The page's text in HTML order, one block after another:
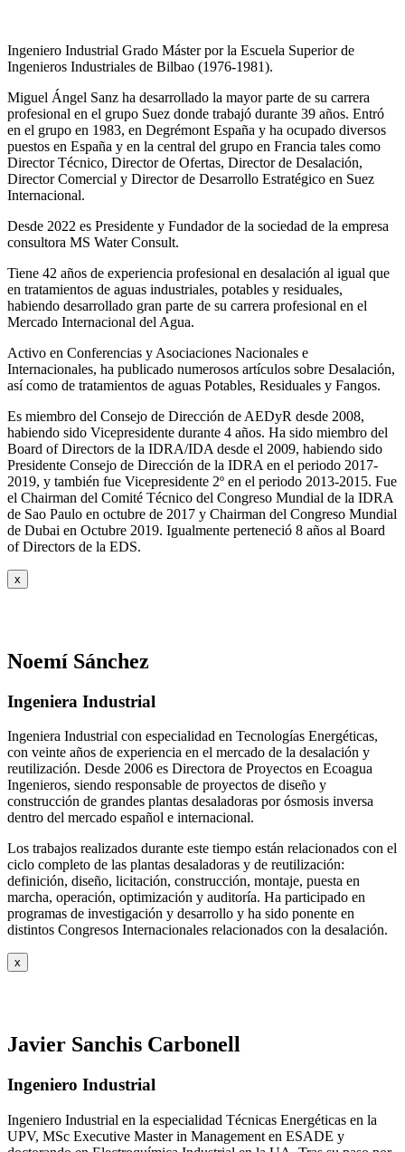
Ingeniero Industrial Grado Máster por la Escuela Superior de
Ingenieros Industriales de Bilbao (1976-1981).
Miguel Ángel Sanz ha desarrollado la mayor parte de su carrera
profesional en el grupo Suez donde trabajó durante 39 años. Entró
en el grupo en 1983, en Degrémont España y ha ocupado diversos
puestos en España y en la central del grupo en Francia tales como
Director Técnico, Director de Ofertas, Director de Desalación,
Director Comercial y Director de Desarrollo Estratégico en Suez
Internacional.
Desde 2022 es Presidente y Fundador de la sociedad de la empresa
consultora MS Water Consult.
Tiene 42 años de experiencia profesional en desalación al igual que
en tratamientos de aguas industriales, potables y residuales,
habiendo desarrollado gran parte de su carrera profesional en el
Mercado Internacional del Agua.
Activo en Conferencias y Asociaciones Nacionales e
Internacionales, ha publicado numerosos artículos sobre Desalación,
así como de tratamientos de aguas Potables, Residuales y Fangos.
Es miembro del Consejo de Dirección de AEDyR desde 2008,
habiendo sido Vicepresidente durante 4 años. Ha sido miembro del
Board of Directors de la IDRA/IDA desde el 2009, habiendo sido
Presidente Consejo de Dirección de la IDRA en el periodo 2017-
2019, y también fue Vicepresidente 2º en el periodo 2013-2015. Fue
el Chairman del Comité Técnico del Congreso Mundial de la IDRA
de Sao Paulo en octubre de 2017 y Chairman del Congreso Mundial
de Dubai en Octubre 2019. Igualmente perteneció 8 años al Board
of Directors de la EDS.
x
Noemí Sánchez
Ingeniera Industrial
Ingeniera Industrial con especialidad en Tecnologías Energéticas,
con veinte años de experiencia en el mercado de la desalación y
reutilización. Desde 2006 es Directora de Proyectos en Ecoagua
Ingenieros, siendo responsable de proyectos de diseño y
construcción de grandes plantas desaladoras por ósmosis inversa
dentro del mercado español e internacional.
Los trabajos realizados durante este tiempo están relacionados con el
ciclo completo de las plantas desaladoras y de reutilización:
definición, diseño, licitación, construcción, montaje, puesta en
marcha, operación, optimización y auditoría. Ha participado en
programas de investigación y desarrollo y ha sido ponente en
distintos Congresos Internacionales relacionados con la desalación.
x
Javier Sanchis Carbonell
Ingeniero Industrial
Ingeniero Industrial en la especialidad Técnicas Energéticas en la
UPV, MSc Executive Master in Management en ESADE y